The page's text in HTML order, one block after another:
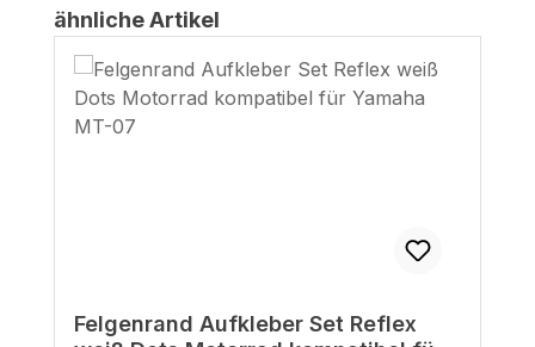
Produktgalerie überspringen
ähnliche Artikel
Felgenrand Aufkleber Set Reflex